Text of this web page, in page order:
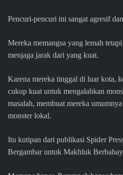
Pencuri-pencuri ini sangat agresif
Mereka memangsa yang lemah
menjaga jarak dari yang kuat.
Karena mereka tinggal di luar kota,
cukup kuat untuk mengalahkan
masalah, membuat mereka
monster lokal.
Itu kutipan dari publikasi Spider
Bergambar untuk Makhluk